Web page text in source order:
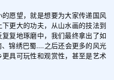
愿望，就是想要为大家传递国风
更大的功夫，从山水画的技法到
复地琢磨中，我们最终拿出了如
锦绣巴蜀....之后还会更多的风光
具可玩性和观赏性，甚至是艺术